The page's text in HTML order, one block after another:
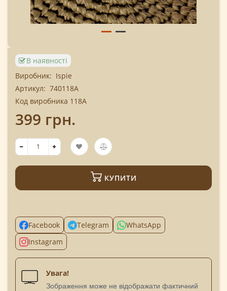
В наявності
Виробник: Ispie
Артикул: 740118A
Код виробника 118A
399 грн.
КУПИТИ
Facebook Telegram
WhatsApp
Instagram
Увага!
Зображення може не відображати фактичний